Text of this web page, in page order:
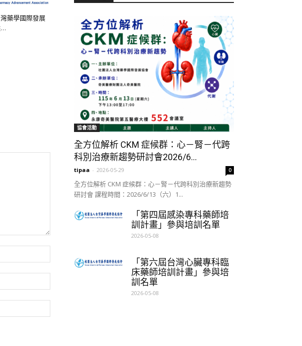
灣藥學國際發展
協會活動
全方位解析 CKM 症候群：心－腎－代跨
科別治療新趨勢研討會2026/6...
tipaa - 2026-05-29 0
全方位解析 CKM 症候群：心－腎－代跨科別治療新趨勢
研討會 課程時間：2026/6/13（六）1...
「第四屆感染專科藥師培
訓計畫」參與培訓名單
2026-05-08
「第六屆台灣心臟專科臨
床藥師培訓計畫」參與培
訓名單
2026-05-08